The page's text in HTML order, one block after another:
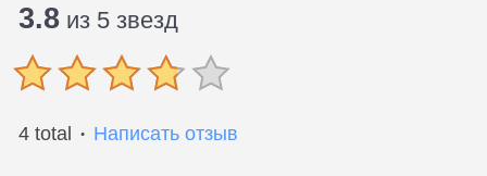
3.8 из 5 звезд
4 total ● Написать отзыв